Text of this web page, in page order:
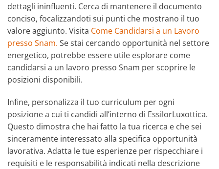
dettagli ininfluenti. Cerca di mantenere il documento
conciso, focalizzandoti sui punti che mostrano il tuo
valore aggiunto. Visita Come Candidarsi a un Lavoro
presso Snam. Se stai cercando opportunità nel settore
energetico, potrebbe essere utile esplorare come
candidarsi a un lavoro presso Snam per scoprire le
posizioni disponibili.
Infine, personalizza il tuo curriculum per ogni
posizione a cui ti candidi all’interno di EssilorLuxottica.
Questo dimostra che hai fatto la tua ricerca e che sei
sinceramente interessato alla specifica opportunità
lavorativa. Adatta le tue esperienze per rispecchiare i
requisiti e le responsabilità indicati nella descrizione